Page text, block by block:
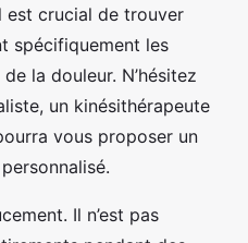
est crucial de trouver
spécifiquement les
la douleur. N’hésitez
un kinésithérapeute
vous proposer un
Il n’est pas